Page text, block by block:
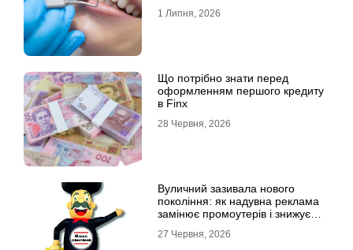
1 Липня, 2026
Що потрібно знати перед
оформленням першого кредиту
в Finx
28 Червня, 2026
Вуличний зазивала нового
покоління: як надувна реклама
замінює промоутерів і знижує
27 Червня, 2026